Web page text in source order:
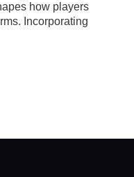
how players
Incorporating